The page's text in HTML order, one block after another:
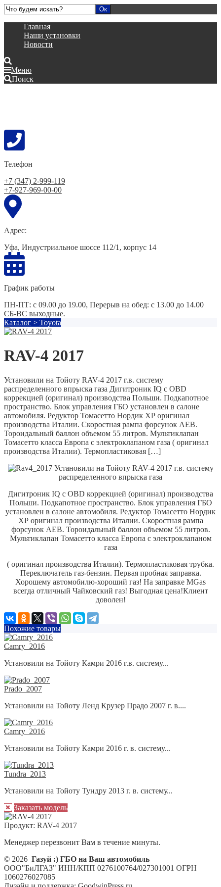
Главная
Наши установки
Новости
Меню
Поиск
Телефон
+7 (347) 2-999-119
+7-927-969-00-00
Адрес:
Уфа, Индустриальное шоссе 112/1, корпус 14
График работы
ПН-ПТ: с 09.00 до 19.00, Перерыв на обед: с 13.00 до 14.00
СБ-ВС выходные.
Каталог > Toyota
RAV-4 2017
Установили на Тойоту RAV-4 2017 г.в. систему
распределенного впрыска газа Дигитроник IQ с OBD
коррекцией (оригинал) производства Польши. Подкапотное
пространство. Блок управления ГБО установлен в салоне
автомобиля. Редуктор Томасетто Нордик ХР оригинал
производства Италии. Скоростная рампа форсунок AEB.
Тороидальный баллон объемом 55 литров. Мультиклапан
Томасетто класса Европа с электроклапаном газа ( оригинал
производства Италии). Термопластиковая […]
Установили на Тойоту RAV-4 2017 г.в. систему
распределенного впрыска газа
Дигитроник IQ с OBD коррекцией (оригинал) производства
Польши. Подкапотное пространство. Блок управления ГБО
установлен в салоне автомобиля. Редуктор Томасетто Нордик
ХР оригинал производства Италии. Скоростная рампа
форсунок AEB. Тороидальный баллон объемом 55 литров.
Мультиклапан Томасетто класса Европа с электроклапаном
газа
( оригинал производства Италии). Термопластиковая трубка.
Переключатель газ-бензин. Первая пробная заправка.
Хорошему автомобилю-хороший газ! На заправке MGas
всегда отличный Чайковский газ! Выгодная цена!Клиент
доволен!
Похожие товары
Camry_2016
Установили на Тойоту Камри 2016 г.в. систему...
Prado_2007
Установили на Тойоту Ленд Крузер Прадо 2007 г. в....
Camry_2016
Установили на Тойоту Камри 2016 г. в. систему...
Tundra_2013
Установили на Тойоту Тундру 2013 г. в. систему...
Заказать модель
Продукт: RAV-4 2017
Менеджер перезвонит Вам в течение минуты.
© 2026 Газуй :) ГБО на Ваш автомобиль
ООО"БиЛГАЗ" ИНН/КПП 0276100764/027301001 ОГРН
1060276027085